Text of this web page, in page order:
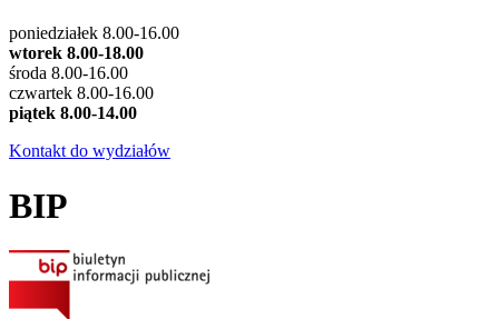
poniedziałek 8.00-16.00
wtorek 8.00-18.00
środa 8.00-16.00
czwartek 8.00-16.00
piątek 8.00-14.00
Kontakt do wydziałów
BIP